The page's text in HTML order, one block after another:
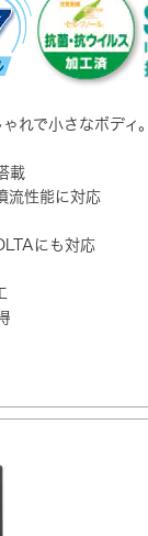
れで小さなボディ。
載
性能に対応
にも対応